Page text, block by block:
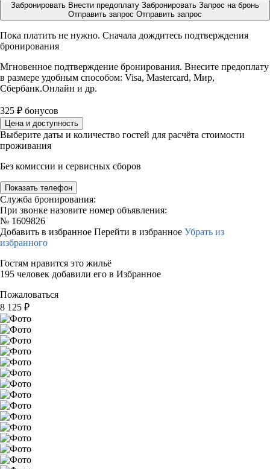
Забронировать Внести предоплату Забронировать Запрос на бронь
Отправить запрос Отправить запрос
Пока платить не нужно. Сначала дождитесь подтверждения
бронирования
Мгновенное подтверждение бронирования. Внесите предоплату
в размере удобным способом: Visa, Mastercard, Мир,
Сбербанк.Онлайн и др.
325 ₽ бонусов
Цена и доступность
Выберите даты и количество гостей для расчёта стоимости
проживания
Без комиссии и сервисных сборов
Показать телефон
Служба бронирования:
При звонке назовите номер объявления:
№ 1609826
Добавить в избранное Перейти в избранное Убрать из
избранного
Гостям нравится это жильё
195 человек добавили его в Избранное
Пожаловаться
8 125 ₽